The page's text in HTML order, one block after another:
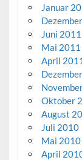
Januar
Juni 2011
Mai 2011
April 2011
Oktober
August
Juli 2010
Mai 2010
April